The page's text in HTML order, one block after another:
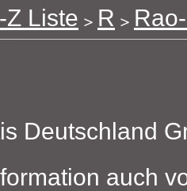
Z Liste R
Deutschland
auch